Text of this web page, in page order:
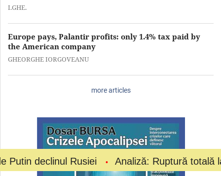
Rusiei Analiză: Ruptură totală la vârful
I.GHE.
Europe pays, Palantir profits: only 1.4% tax paid by
the American company
GHEORGHE IORGOVEANU
more articles